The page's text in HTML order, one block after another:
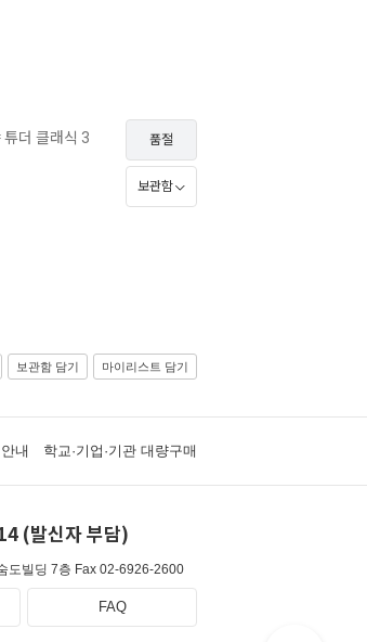
튜더 클래식 3 품절
보관함
보관함 담기 마이리스트 담기
내 학교·기업·기관 대량구매
(발신자 부담)
도빌딩 7층 Fax 02-6926-2600
FAQ